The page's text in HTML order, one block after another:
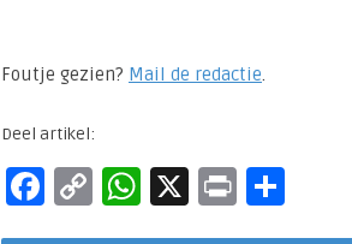
Foutje gezien? Mail de redactie.​
Deel artikel:
Facebook
CopyWhatsApp
X Print